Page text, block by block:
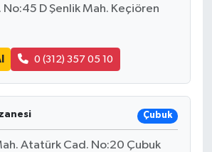
No:45 D Şenlik Mah. Keçiören
0 (312) 357 05 10
Çubuk
Atatürk Cad. No:20 Çubuk